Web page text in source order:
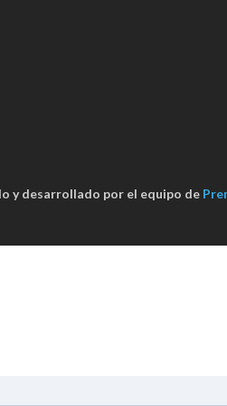
y desarrollado por el equipo de